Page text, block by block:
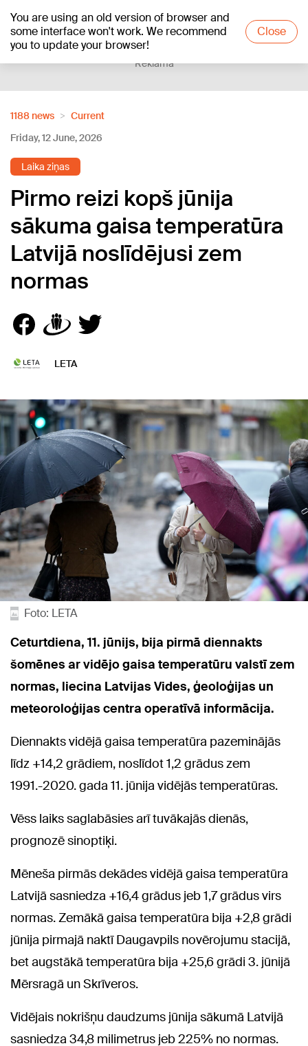
You are using an old version of browser and
some interface won't work. We recommend
you to update your browser!
Close
+19°C
Reklāma
1188 news
Current
Friday, 12 June, 2026
Laika ziņas
Pirmo reizi kopš jūnija
sākuma gaisa temperatūra
Latvijā noslīdējusi zem
normas
LETA
Foto: LETA
Ceturtdiena, 11. jūnijs, bija pirmā diennakts
šomēnes ar vidējo gaisa temperatūru valstī zem
normas, liecina Latvijas Vides, ģeoloģijas un
meteoroloģijas centra operatīvā informācija.
Diennakts vidējā gaisa temperatūra pazeminājās
līdz +14,2 grādiem, noslīdot 1,2 grādus zem
1991.-2020. gada 11. jūnija vidējās temperatūras.
Vēss laiks saglabāsies arī tuvākajās dienās,
prognozē sinoptiķi.
Mēneša pirmās dekādes vidējā gaisa temperatūra
Latvijā sasniedza +16,4 grādus jeb 1,7 grādus virs
normas. Zemākā gaisa temperatūra bija +2,8 grādi
jūnija pirmajā naktī Daugavpils novērojumu stacijā,
bet augstākā temperatūra bija +25,6 grādi 3. jūnijā
Mērsragā un Skrīveros.
Vidējais nokrišņu daudzums jūnija sākumā Latvijā
sasniedza 34,8 milimetrus jeb 225% no normas.